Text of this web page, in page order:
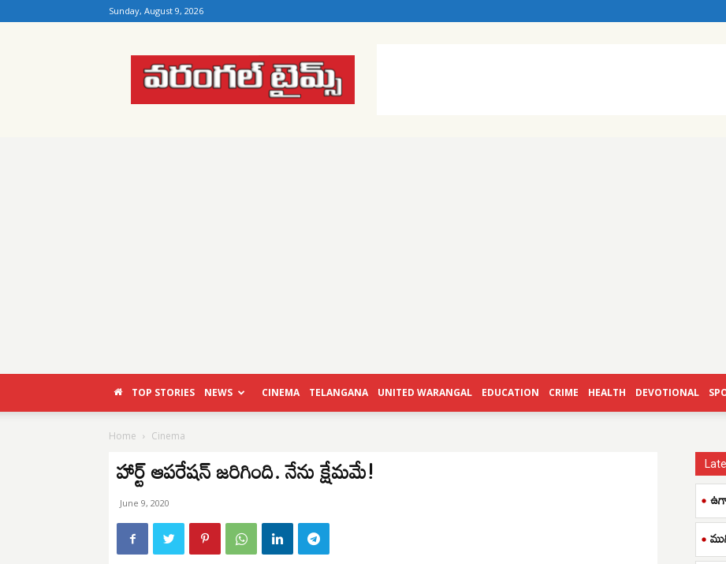
Sunday, August 9, 2026
Warangal
Times
TOP STORIES NEWS CINEMA TELANGANA UNITED WARANGAL EDUCATION CRIME HEALTH DEVOTIONAL
Home Cinema
హార్ట్ ఆపరేషన్ జరిగింది. నేను క్షేమమే!
June 9, 2020